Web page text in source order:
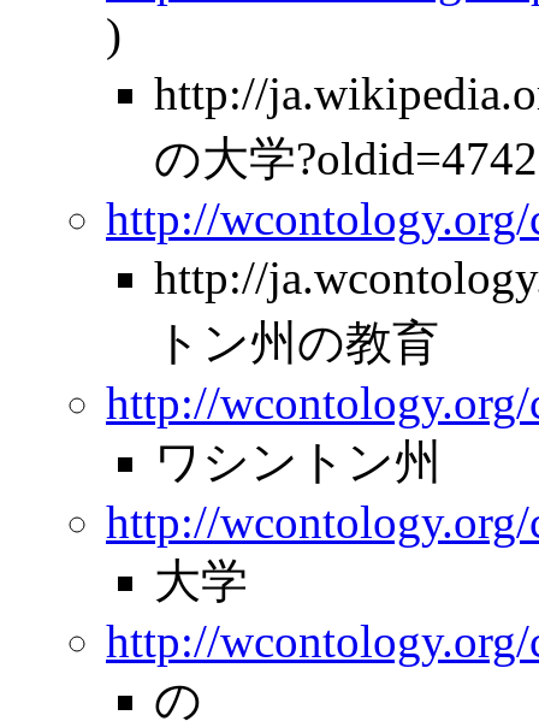
)
http://
の大学
http://wcontology.org/
http://
トン州の教育
http://
ワシントン州
http://
大学
http://wcontology.org/
の